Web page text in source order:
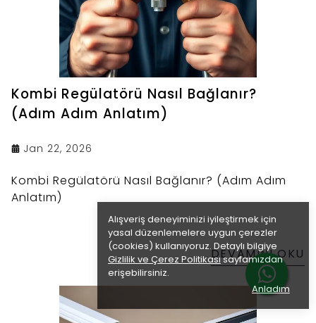
Alışveriş deneyiminizi iyileştirmek için
yasal düzenlemelere uygun çerezler
(cookies) kullanıyoruz. Detaylı bilgiye
Gizlilik ve Çerez Politikasısayfamızdan
erişebilirsiniz.
Anladım
Kombi Regülatörü Nasıl Bağlanır?
(Adım Adım Anlatım)
Jan 22, 2026
Kombi Regülatörü Nasıl Bağlanır? (Adım Adım
Anlatım)
DEVAMINI OKU